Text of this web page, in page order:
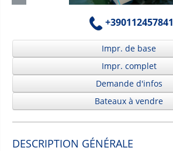
+390112457841
Impr. de base
Impr. complet
Demande d'infos
Bateaux à vendre
DESCRIPTION GÉNÉRALE